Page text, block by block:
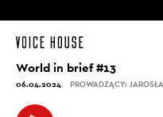
World in brief #13
06.04.2024 PROWADZĄCY: